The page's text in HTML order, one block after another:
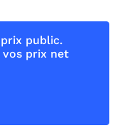
public.
vos prix net